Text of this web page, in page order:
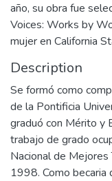
año, su obra fue
Voices: Works by
mujer en California
Description
Se formó como
de la Pontificia
graduó con Mérito y
trabajo de grado
Nacional de
1998. Como becaria